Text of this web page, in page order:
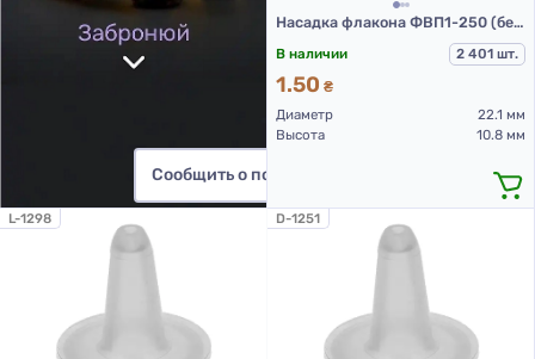
Сообщить о поступлении
Насадка флакона ФВП1-250 (белый)
В наличии 2 401 шт.
1.50 ₴
Диаметр
22.1 мм
Высота
10.8 мм
L-1298 D-1251